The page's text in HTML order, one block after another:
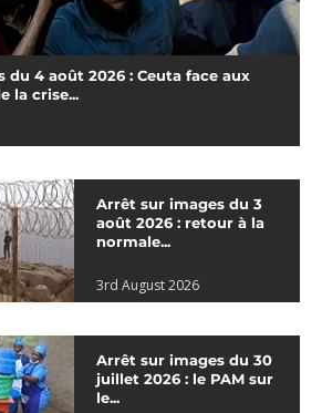
du 4 août 2026 : Ceuta face aux
la crise...
Arrêt sur images du 3
août 2026 : retour à la
normale...
3rd August 2026
Arrêt sur images du 30
juillet 2026 : le PAM sur
le...